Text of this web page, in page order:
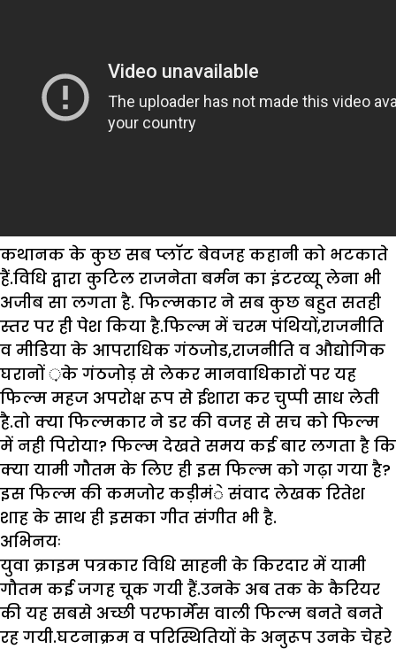
कथानक के कुछ सब प्लाॅट बेवजह कहानी को भटकाते
हैं.विधि द्वारा कुटिल राजनेता बर्मन का इंटरव्यू लेना भी
अजीब सा लगता है. फिल्मकार ने सब कुछ बहुत सतही
स्तर पर ही पेश किया है.फिल्म में चरम पंथियों,राजनीति
व मीडिया के आपराधिक गंठजोड,राजनीति व औद्योगिक
घरानों ़के गंठजोड़ से लेकर मानवाधिकारों पर यह
फिल्म महज अपरोक्ष रूप से ईशारा कर चुप्पी साध लेती
है.तो क्या फिल्मकार ने डर की वजह से सच को फिल्म
में नही पिरोया? फिल्म देखते समय कई बार लगता है कि
क्या यामी गौतम के लिए ही इस फिल्म को गढ़ा गया है?
इस फिल्म की कमजोर कड़ीमंे संवाद लेखक रितेश
शाह के साथ ही इसका गीत संगीत भी है.
अभिनयः
युवा क्राइम पत्रकार विधि साहनी के किरदार में यामी
गौतम कई जगह चूक गयी हैं.उनके अब तक के कैरियर
की यह सबसे अच्छी परफार्मेंस वाली फिल्म बनते बनते
रह गयी.घटनाक्रम व परिस्थितियों के अनुरूप उनके चेहरे